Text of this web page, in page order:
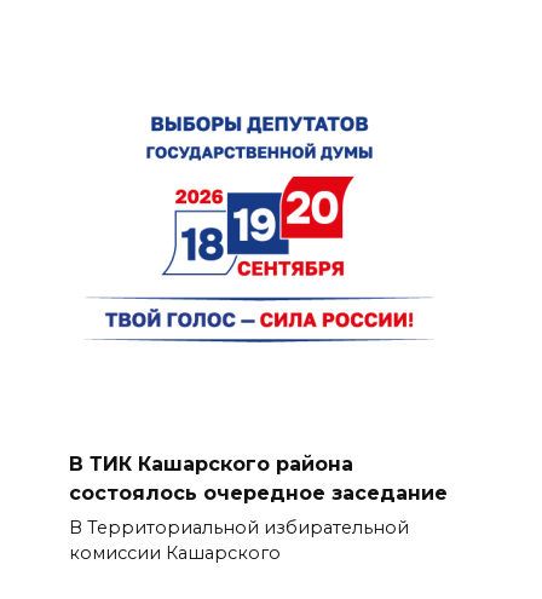
В ТИК Кашарского района
состоялось очередное заседание
В Территориальной избирательной
комиссии Кашарского